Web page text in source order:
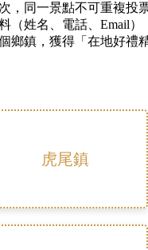
同一景點不可重複投
姓名、電話、Email）
鎮，獲得「在地好禮
虎尾鎮